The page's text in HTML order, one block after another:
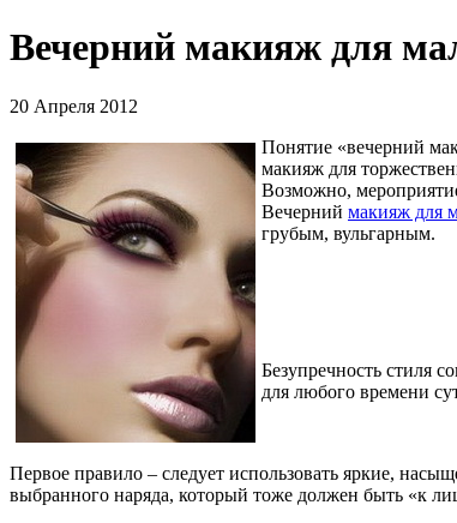
Вечерний макияж для
20 Апреля 2012
Понятие «вечерний
макияж для
Возможно,
Вечерний макияж для
грубым, вульгарным.
Безупречность стиля
для любого времени
Первое правило – следует использовать яркие,
выбранного наряда, который тоже должен быть «к